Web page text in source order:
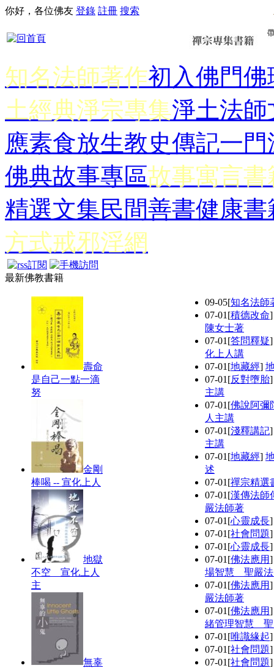
你好，各位佛友 登錄 註冊 搜索
知名法師著作初入佛門佛
土經典淨宗專集淨土法師
應素食放生教史傳記一門
佛典故事專區故事寓言書
精選文集民間善書健康書
方式戒邪淫網
最新佛教書籍
壽命
是自己一點一滴
努
金剛
棒喝 -- 宣化上人
地獄
不空 宣化上人
主
無辜
09-05[知名法師
07-01 [積德改命
陳女士著
07-01 [答問釋疑
化上人講
07-01 [地藏經]
07-01 [反對墮胎
主講
07-01 [佛說阿彌
人主講
07-01 [淺釋講記
主講
07-01 [地藏經]
述
07-01 [禪宗精選
07-01 [漢傳法師
嚴法師著
07-01 [心靈成長
07-01 [社會問題
07-01 [心靈成長
07-01 [佛法應用
場智慧 聖嚴
07-01 [佛法應用
嚴法師著
07-01 [佛法應用
緒管理智慧
07-01 [唯識緣起
07-01 [社會問題
07-01 [社會問題